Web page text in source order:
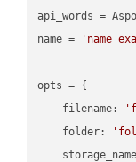
api_words =
name =
opts = {
    filename:
    folder: